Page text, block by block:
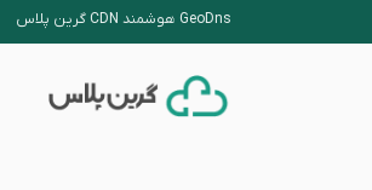
GeoDns هوشمند CDN گرین پلاس